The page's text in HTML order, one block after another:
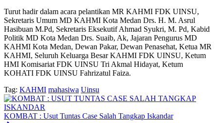
Turut hadir dalam acara pelantikan MR KAHMI FDK UINSU,
Sekretaris Umum MD KAHMI Kota Medan Drs. H. M. Asrul
Hasibuan M.Pd, Sekretaris Eksekutif Ahmad Syukri, M. Pd, Kabid
Politik MD Kota Medan Drs. Suaib, Ak, Jajaran Pengurus MD
KAHMI Kota Medan, Dewan Pakar, Dewan Penasehat, Ketua MR
KAHMI, Seluruh Keluarga Besar KAHMI FDK UINSU, Ketum
HMI Komisariat FDK UINSU Tri Akmal Hidayat, Ketum
KOHATI FDK UINSU Fahrizatul Faiza.
Tag: KAHMI mahasiwa Uinsu
KOMBAT : Usut Tuntas Case Salah Tangkap Iskandar